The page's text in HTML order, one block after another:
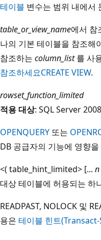
테이블 변수는 범위 내에서
table_or_view_name에서 참
나의 기본 테이블을 참조해
참조하는 column_list를 사
참조하세요CREATE VIEW.
rowset_function_limited
적용 대상: SQL Server
OPENQUERY 또는
DB 공급자의 기능에 영향
<( table_hint_limited> [... n
대상 테이블에 허용되는 하
READPAST, NOLOCK 및
용은 테이블 힌트(Transact-